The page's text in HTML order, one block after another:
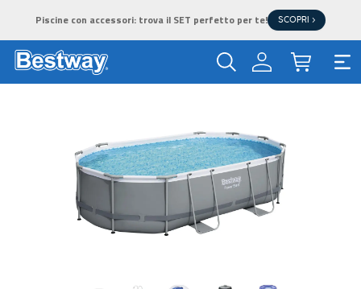
Piscine con accessori: trova il SET perfetto per te! SCOPRI >